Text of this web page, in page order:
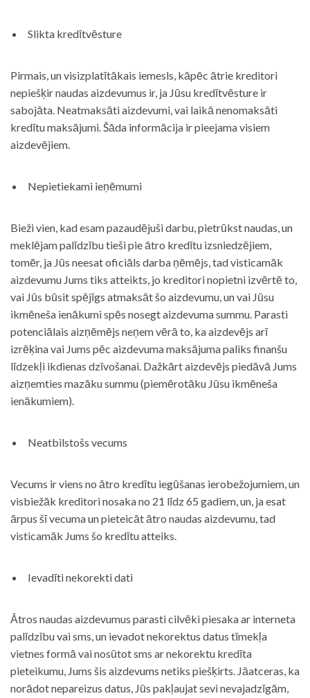
Slikta kredītvēsture
Pirmais, un visizplatītākais iemesls, kāpēc ātrie kreditori
nepiešķir naudas aizdevumus ir, ja Jūsu kredītvēsture ir
sabojāta. Neatmaksāti aizdevumi, vai laikā nenomaksāti
kredītu maksājumi. Šāda informācija ir pieejama visiem
aizdevējiem.
Nepietiekami ieņēmumi
Bieži vien, kad esam pazaudējuši darbu, pietrūkst naudas, un
meklējam palīdzību tieši pie ātro kredītu izsniedzējiem,
tomēr, ja Jūs neesat oficiāls darba ņēmējs, tad visticamāk
aizdevumu Jums tiks atteikts, jo kreditori nopietni izvērtē to,
vai Jūs būsit spējīgs atmaksāt šo aizdevumu, un vai Jūsu
ikmēneša ienākumi spēs nosegt aizdevuma summu. Parasti
potenciālais aizņēmējs neņem vērā to, ka aizdevējs arī
izrēķina vai Jums pēc aizdevuma maksājuma paliks finanšu
līdzekļi ikdienas dzīvošanai. Dažkārt aizdevējs piedāvā Jums
aizņemties mazāku summu (piemērotāku Jūsu ikmēneša
ienākumiem).
Neatbilstošs vecums
Vecums ir viens no ātro kredītu iegūšanas ierobežojumiem, un
visbiežāk kreditori nosaka no 21 līdz 65 gadiem, un, ja esat
ārpus šī vecuma un pieteicāt ātro naudas aizdevumu, tad
visticamāk Jums šo kredītu atteiks.
Ievadīti nekorekti dati
Ātros naudas aizdevumus parasti cilvēki piesaka ar interneta
palīdzību vai sms, un ievadot nekorektus datus tīmekļa
vietnes formā vai nosūtot sms ar nekorektu kredīta
pieteikumu, Jums šis aizdevums netiks piešķirts. Jāatceras, ka
norādot nepareizus datus, Jūs pakļaujat sevi nevajadzīgām,